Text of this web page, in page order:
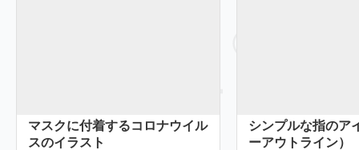
マスクに付着するコロナウイル
スのイラスト
シンプルな指のア
ーアウトライン）